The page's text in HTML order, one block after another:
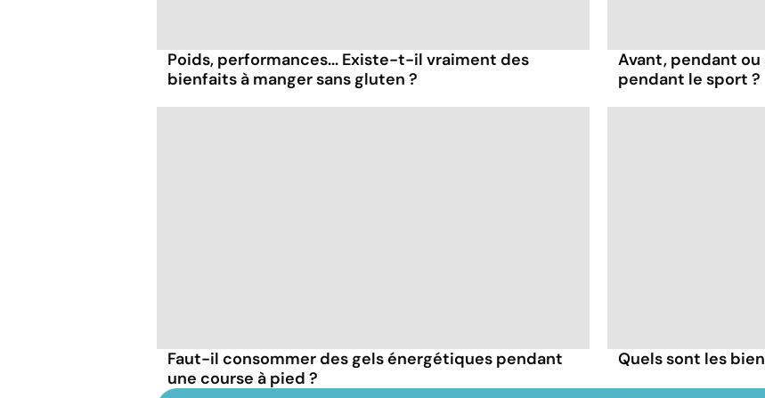
Poids, performances... Existe-t-il vraiment des
bienfaits à manger sans gluten ?
Avant, pendant
pendant le sport ?
Faut-il consommer des gels énergétiques pendant
une course à pied ?
Quels sont les